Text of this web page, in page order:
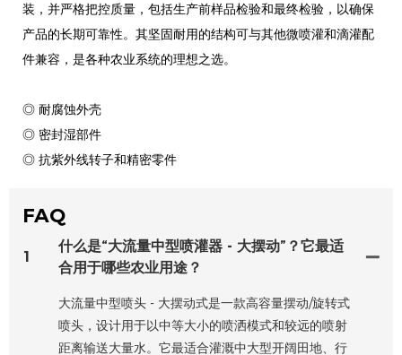
装，并严格把控质量，包括生产前样品检验和最终检验，以确保
产品的长期可靠性。其坚固耐用的结构可与其他微喷灌和滴灌配
件兼容，是各种农业系统的理想之选。
◎ 耐腐蚀外壳
◎ 密封湿部件
◎ 抗紫外线转子和精密零件
FAQ
1
什么是“大流量中型喷灌器 - 大摆动”？它最适
合用于哪些农业用途？
大流量中型喷头 - 大摆动式是一款高容量摆动/旋转式
喷头，设计用于以中等大小的喷洒模式和较远的喷射
距离输送大量水。它最适合灌溉中大型开阔田地、行